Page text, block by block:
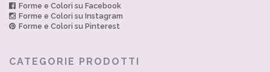
Forme e Colori su Facebook
Forme e Colori su Instagram
Forme e Colori su Pinterest
CATEGORIE PRODOTTI